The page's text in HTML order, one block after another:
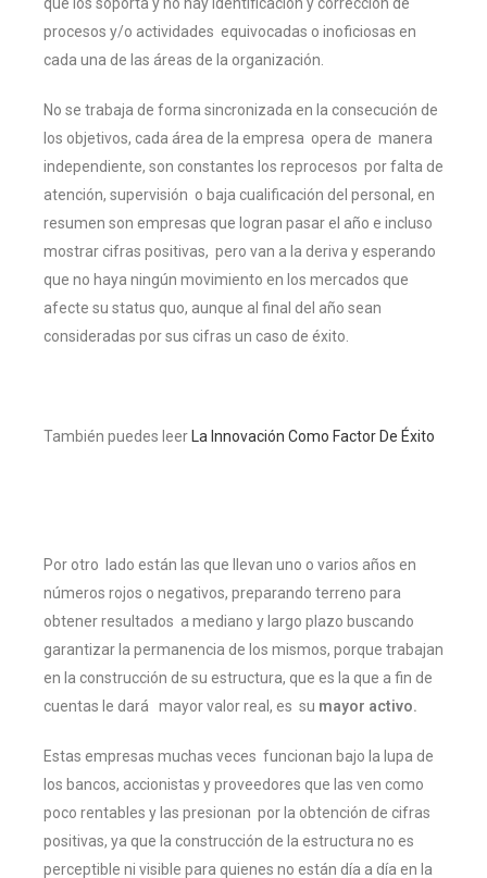
procesos y/o actividades equivocadas o inoficiosas en
cada una de las áreas de la organización.
No se trabaja de forma sincronizada en la consecución de
los objetivos, cada área de la empresa opera de manera
independiente, son constantes los reprocesos por falta de
atención, supervisión o baja cualificación del personal, en
resumen son empresas que logran pasar el año e incluso
mostrar cifras positivas, pero van a la deriva y esperando
que no haya ningún movimiento en los mercados que
afecte su status quo, aunque al final del año sean
consideradas por sus cifras un caso de éxito.
También puedes leer La Innovación Como Factor De Éxito
Por otro lado están las que llevan uno o varios años en
números rojos o negativos, preparando terreno para
obtener resultados a mediano y largo plazo buscando
garantizar la permanencia de los mismos, porque trabajan
en la construcción de su estructura, que es la que a fin de
cuentas le dará mayor valor real, es su mayor activo.
Estas empresas muchas veces funcionan bajo la lupa de
los bancos, accionistas y proveedores que las ven como
poco rentables y las presionan por la obtención de cifras
positivas, ya que la construcción de la estructura no es
perceptible ni visible para quienes no están día a día en la